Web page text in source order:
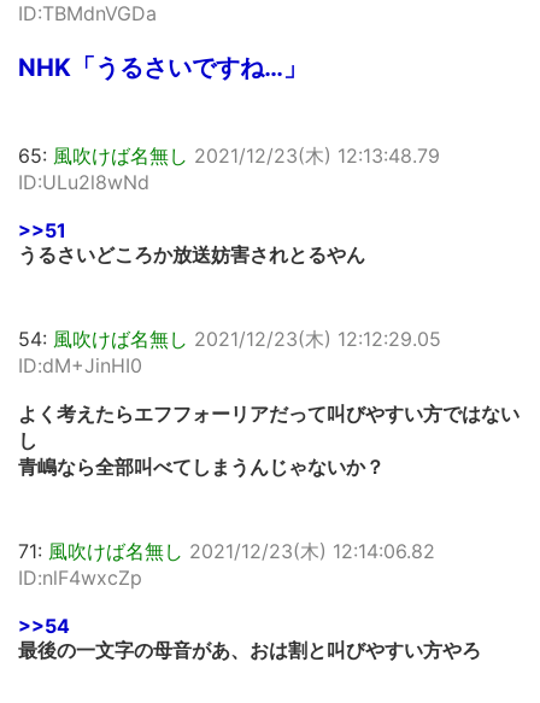
ID:TBMdnVGDa
NHK「うるさいですね…」
65: 風吹けば名無し 2021/12/23(木) 12:13:48.79
ID:ULu2l8wNd
>>51
うるさいどころか放送妨害されとるやん
54: 風吹けば名無し 2021/12/23(木) 12:12:29.05
ID:dM+JinHI0
よく考えたらエフフォーリアだって叫びやすい方ではない
し
青嶋なら全部叫べてしまうんじゃないか？
71: 風吹けば名無し 2021/12/23(木) 12:14:06.82
ID:nlF4wxcZp
>>54
最後の一文字の母音があ、おは割と叫びやすい方やろ